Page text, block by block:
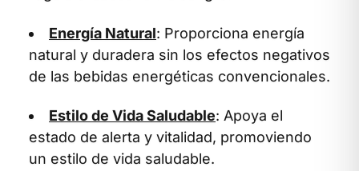
Energía Natural: Proporciona energía
natural y duradera sin los efectos negativos
de las bebidas energéticas convencionales.
Estilo de Vida Saludable: Apoya el
estado de alerta y vitalidad, promoviendo
un estilo de vida saludable.